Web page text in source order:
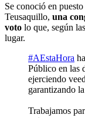
Se conoció en
Teusaquillo, una
voto lo que, según
lugar.
#AEstaHora
Público en las
ejerciendo
garantizando la
Trabajamos